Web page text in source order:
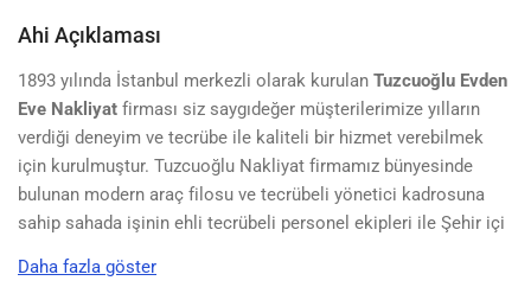
Ahi Açıklaması
1893 yılında İstanbul merkezli olarak kurulan Tuzcuoğlu Evden
Eve Nakliyat firması siz saygıdeğer müşterilerimize yılların
verdiği deneyim ve tecrübe ile kaliteli bir hizmet verebilmek
için kurulmuştur. Tuzcuoğlu Nakliyat firmamız bünyesinde
bulunan modern araç filosu ve tecrübeli yönetici kadrosuna
sahip sahada işinin ehli tecrübeli personel ekipleri ile Şehir içi
taşımanın yanı sıra,bunları güvenle muhafaza etme konusunda
Daha fazla göster